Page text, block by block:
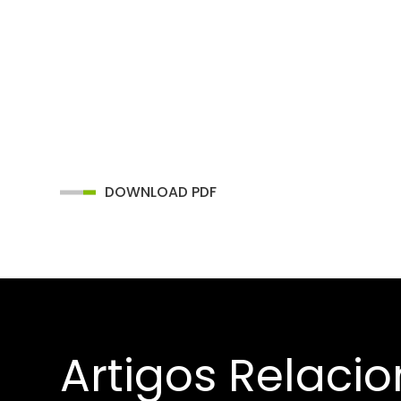
DOWNLOAD PDF
Artigos